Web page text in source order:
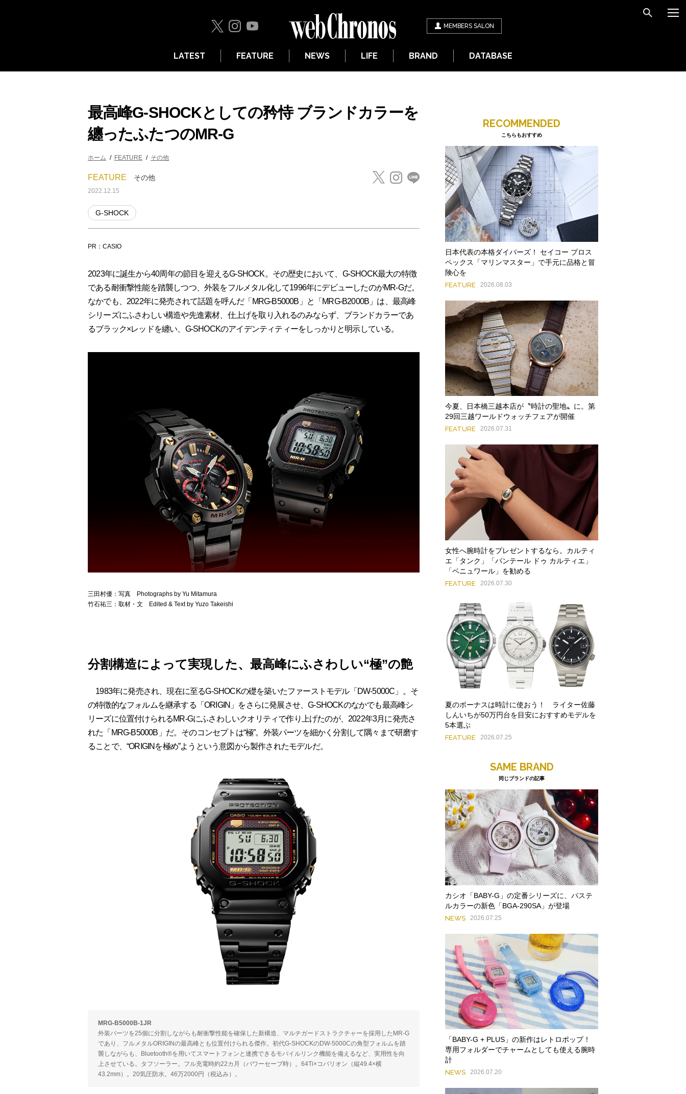
MEMBERS SALON
LATEST FEATURE NEWS LIFE BRAND DATABASE
最高峰G-SHOCKとしての矜恃 ブランドカラーを
纏ったふたつのMR-G
ホーム FEATURE その他
FEATURE その他
2022.12.15
G-SHOCK
PR：CASIO
2023年に誕生から40周年の節目を迎えるG-SHOCK。その歴史において、G-SHOCK最大の特徴
である耐衝撃性能を踏襲しつつ、外装をフルメタル化して1996年にデビューしたのがMR-Gだ。
なかでも、2022年に発売されて話題を呼んだ「MRG-B5000B」と「MRG-B2000B」は、最高峰
シリーズにふさわしい構造や先進素材、仕上げを取り入れるのみならず、ブランドカラーであ
るブラック×レッドを纏い、G-SHOCKのアイデンティティーをしっかりと明示している。
三田村優：写真 Photographs by Yu Mitamura
竹石祐三：取材・文 Edited & Text by Yuzo Takeishi
分割構造によって実現した、最高峰にふさわしい“極”の艶
1983年に発売され、現在に至るG-SHOCKの礎を築いたファーストモデル「DW-5000C」。そ
の特徴的なフォルムを継承する「ORIGIN」をさらに発展させ、G-SHOCKのなかでも最高峰シ
リーズに位置付けられるMR-Gにふさわしいクオリティで作り上げたのが、2022年3月に発売さ
れた「MRG-B5000B」だ。そのコンセプトは“極”。外装パーツを細かく分割して隅々まで研磨す
ることで、“ORIGINを極め”ようという意図から製作されたモデルだ。
MRG-B5000B-1JR
外装パーツを25個に分割しながらも耐衝撃性能を確保した新構造、マルチガードストラクチャーを採用したMR-G
であり、フルメタルORIGINの最高峰とも位置付けられる傑作。初代G-SHOCKのDW-5000Cの角型フォルムを踏
襲しながらも、Bluetooth®を用いてスマートフォンと連携できるモバイルリンク機能を備えるなど、実用性を向
上させている。タフソーラー。フル充電時約22カ月（パワーセーブ時）。64Ti×コバリオン（縦49.4×横
43.2mm）。20気圧防水。46万2000円（税込み）。
RECOMMENDED
こちらもおすすめ
日本代表の本格ダイバーズ！ セイコー プロス
ペックス「マリンマスター」で手元に品格と冒
険心を
FEATURE 2026.08.03
今夏、日本橋三越本店が〝時計の聖地〟に。第
29回三越ワールドウォッチフェアが開催
FEATURE 2026.07.31
女性へ腕時計をプレゼントするなら。カルティ
エ「タンク」「パンテール ドゥ カルティエ」
「ベニュワール」を勧める
FEATURE 2026.07.30
夏のボーナスは時計に使おう！ ライター佐藤
しんいちが50万円台を目安におすすめモデルを
5本選ぶ
FEATURE 2026.07.25
SAME BRAND
同じブランドの記事
カシオ「BABY-G」の定番シリーズに、パステ
ルカラーの新色「BGA-290SA」が登場
NEWS 2026.07.25
「BABY-G + PLUS」の新作はレトロポップ！
専用フォルダーでチャームとしても使える腕時
計
NEWS 2026.07.20